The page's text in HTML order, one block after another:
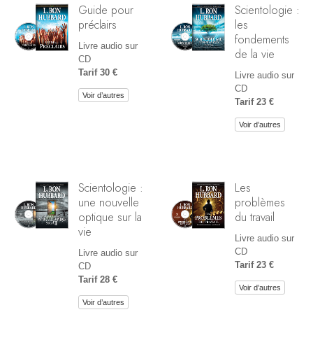
Guide pour
préclairs
Livre audio sur
CD
Tarif 30 €
Voir d’autres
Scientologie :
les
fondements
de la vie
Livre audio sur
CD
Tarif 23 €
Voir d’autres
Scientologie :
une nouvelle
optique sur la
vie
Livre audio sur
CD
Tarif 28 €
Voir d’autres
Les
problèmes
du travail
Livre audio sur
CD
Tarif 23 €
Voir d’autres